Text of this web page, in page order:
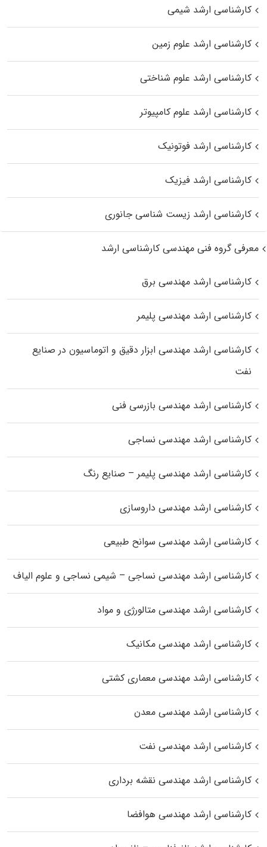
کارشناسی ارشد شیمی
کارشناسی ارشد علوم زمین
کارشناسی ارشد علوم شناختی
کارشناسی ارشد علوم کامپیوتر
کارشناسی ارشد فوتونیک
کارشناسی ارشد فیزیک
کارشناسی ارشد زیست‌ شناسی جانوری
معرفی گروه فنی مهندسی کارشناسی ارشد
کارشناسی ارشد مهندسی برق
کارشناسی ارشد مهندسی پلیمر
کارشناسی ارشد مهندسی ابزار دقیق و اتوماسیون در صنایع
نفت
کارشناسی ارشد مهندسی بازرسی فنی
کارشناسی ارشد مهندسی نساجی
کارشناسی ارشد مهندسی پلیمر – صنایع رنگ
کارشناسی ارشد مهندسی داروسازی
کارشناسی ارشد مهندسی سوانح طبیعی
کارشناسی ارشد مهندسی نساجی – شیمی نساجی و علوم الیاف
کارشناسی ارشد مهندسی متالورژی و مواد
کارشناسی ارشد مهندسی مکانیک
کارشناسی ارشد مهندسی معماری کشتی
کارشناسی ارشد مهندسی معدن
کارشناسی ارشد مهندسی نفت
کارشناسی ارشد مهندسی نقشه برداری
کارشناسی ارشد مهندسی هوافضا